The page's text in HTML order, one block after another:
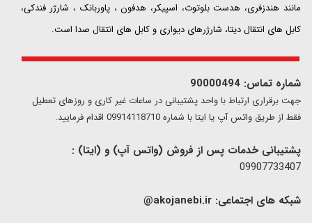
مانند هندزفری، هدست بلوتوث، اسپیکر، هدفون ، پاوربانک ، شارژر فندکی،
کابل های انتقال دیتا، شارژرهای دیواری و کابل های انتقال صدا است.
شماره تماس: 90000494
​​جهت برقراری ارتباط با واحد پشتیبانی در ساعات غیر کاری و روزهای تعطیل
فقط از طریق واتس آپ یا ایتا با شماره 09914118710 اقدام فرمایید.
پشتیبانی خدمات پس از فروش (واتس آپ) و (ایتا) :
09907733407
شبکه های اجتماعی: akojanebi.ir@